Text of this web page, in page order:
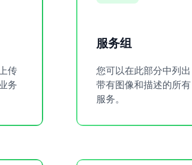
传
务
服务组
您可以在此部分中列出
带有图像和描述的所有
服务。